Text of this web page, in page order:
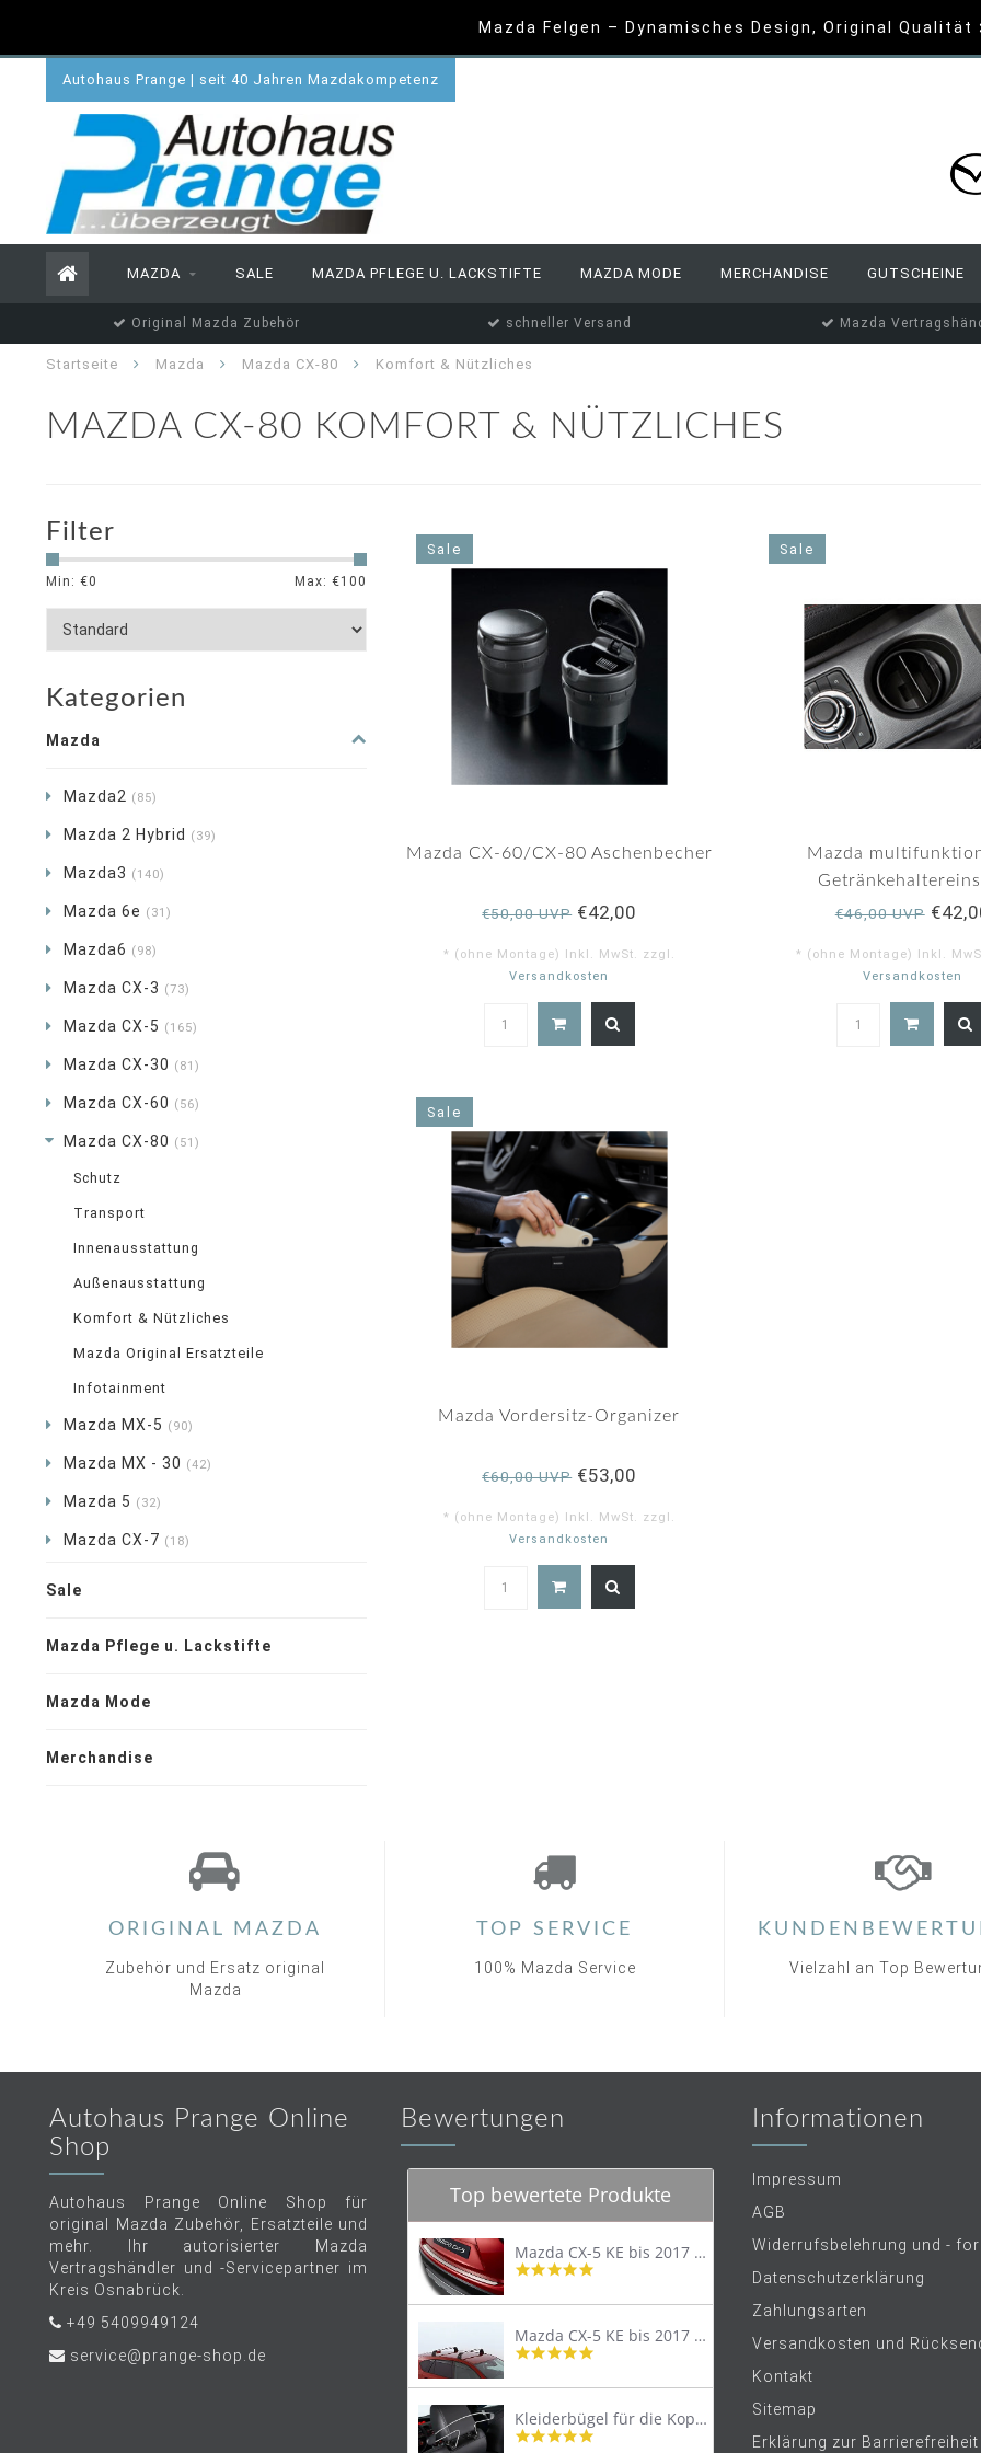
Mazda Felgen – Dynamisches Design, Original Qualität
Autohaus Prange | seit 40 Jahren Mazdakompetenz
MAZDA SALE MAZDA PFLEGE U. LACKSTIFTE MAZDA MODE MERCHANDISE GUTSCHEINE
Original Mazda Zubehör schneller Versand Mazda
Startseite Mazda Mazda CX-80 Komfort & Nützliches
MAZDA CX-80 KOMFORT & NÜTZLICHES
Filter
Min: €0 Max: €100
Kategorien
Mazda
Mazda2 (85)
Mazda 2 Hybrid (39)
Mazda3 (140)
Mazda 6e (31)
Mazda6 (98)
Mazda CX-3 (73)
Mazda CX-5 (165)
Mazda CX-30 (81)
Mazda CX-60 (56)
Mazda CX-80 (51)
Schutz
Transport
Innenausstattung
Außenausstattung
Komfort & Nützliches
Mazda Original Ersatzteile
Infotainment
Mazda MX-5 (90)
Mazda MX - 30 (42)
Mazda 5 (32)
Mazda CX-7 (18)
Sale
Mazda Pflege u. Lackstifte
Mazda Mode
Merchandise
Sale
Mazda CX-60/CX-80 Aschenbecher
€50,00 UVP€42,00
* (ohne Montage) Inkl. MwSt. zzgl.
Versandkosten
Sale
Mazda
€46,00 UVP
* (ohne Montage) Inkl.
Versandkosten
Sale
Mazda Vordersitz-Organizer
€60,00 UVP€53,00
* (ohne Montage) Inkl. MwSt. zzgl.
Versandkosten
ORIGINAL MAZDA
Zubehör und Ersatz original
Mazda
TOP SERVICE
100% Mazda Service Vielzahl an Top
Autohaus Prange Online
Shop
Autohaus Prange Online Shop für
original Mazda Zubehör, Ersatzteile und
mehr. Ihr autorisierter Mazda
Vertragshändler und -Servicepartner im
Kreis Osnabrück.
+49 5409949124
service@prange-shop.de
Bewertungen
Top bewertete Produkte
Mazda CX-5 KE bis 2017 Trittschutzleiste Edelstahl original
4.8
rating
Mazda CX-5 KE bis 2017 Lastenträger Dachträger
4.9
rating
Kleiderbügel für die Kopfstütze
4.9
Informationen
Impressum
AGB
Widerrufsbelehrung und -
Datenschutzerklärung
Zahlungsarten
Versandkosten und
Kontakt
Sitemap
Erklärung zur Barrierefreiheit